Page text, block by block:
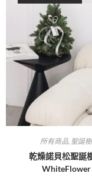
所有商品, 聖誕樹
乾燥諾貝松聖誕
WhiteFlower